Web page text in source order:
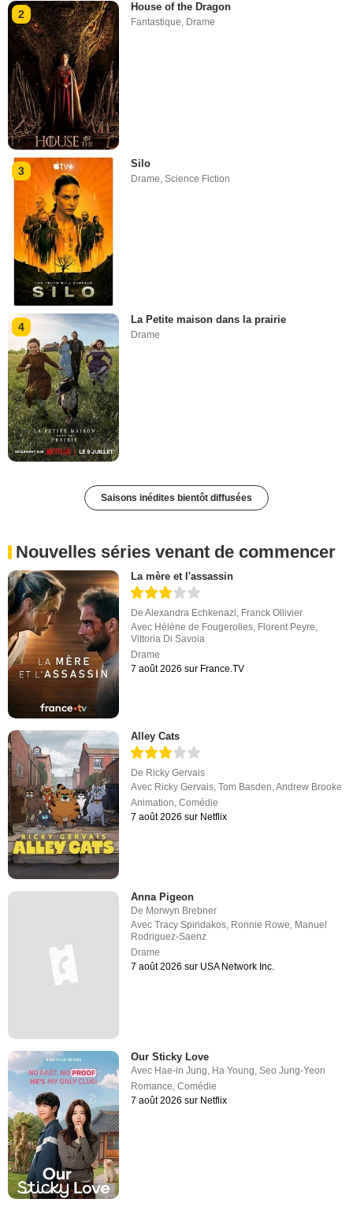
2
House of the Dragon
Fantastique, Drame
3
Silo
Drame ,Science Fiction
4
La Petite maison dans la prairie
Drame
Saisons inédites bientôt diffusées
Nouvelles séries venant de commencer
La mère et l'assassin
DeAlexandra Echkenazi, Franck Ollivier
Avec Hélène de Fougerolles, Florent Peyre,
Vittoria Di Savoia
Drame
7 août 2026 sur France.TV
Alley Cats
De Ricky Gervais
Avec Ricky Gervais,Tom Basden,Andrew Brooke
Animation,Comédie
7 août 2026 sur Netflix
Anna Pigeon
De Morwyn Brebner
AvecTracy Spiridakos Ronnie Rowe Manuel
Rodriguez-Saenz
Drame
7 août 2026 sur USA Network Inc.
Our Sticky Love
Avec Hae-in Jung, Ha Young,Seo Jung-Yeon
Romance,Comédie
7 août 2026 sur Netflix